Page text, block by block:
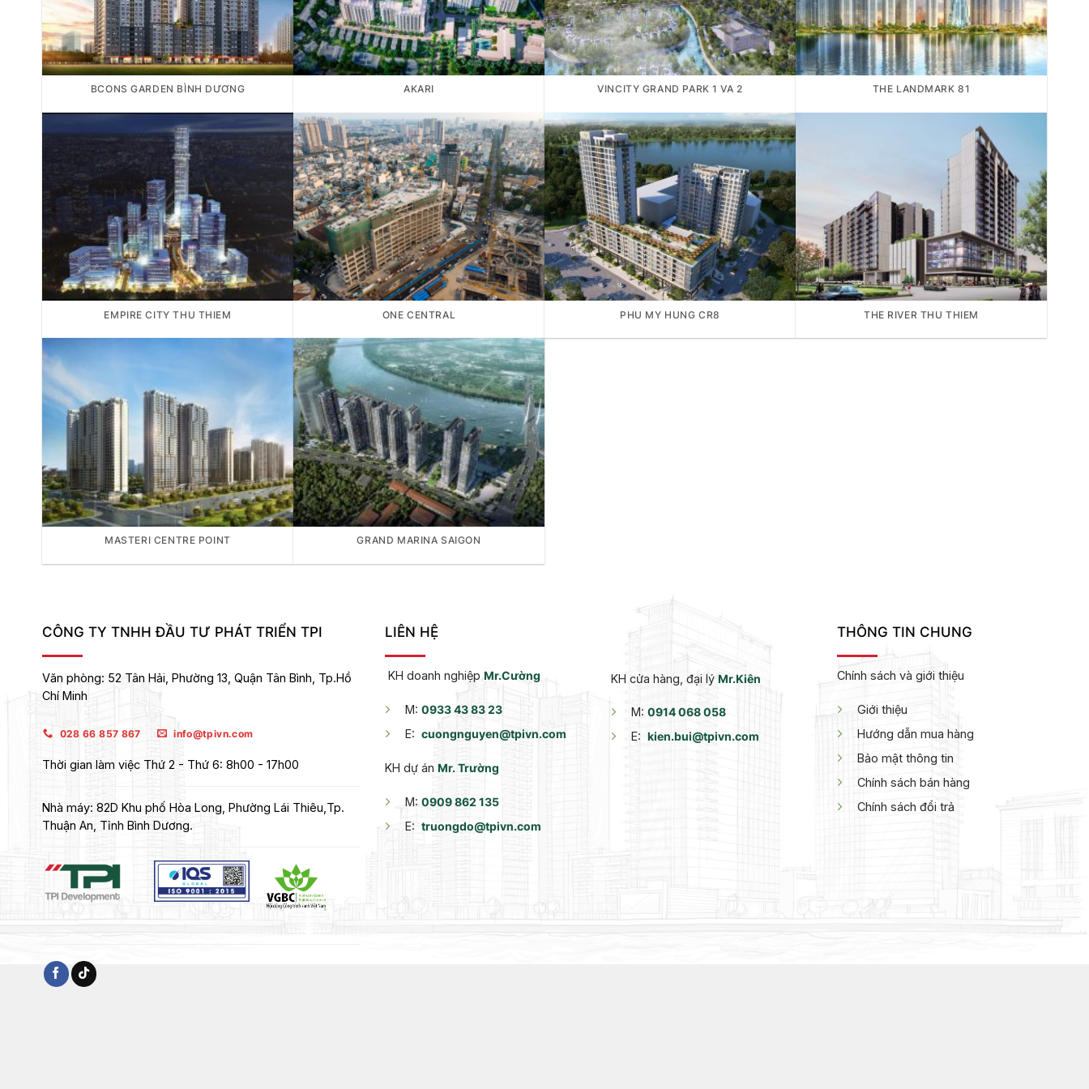
BCONS GARDEN BÌNH DƯƠNG AKARI VINCITY GRAND PARK 1 VA 2 THE LANDMARK 81
EMPIRE CITY THU THIEM ONE CENTRAL PHU MY HUNG CR8 THE RIVER THU THIEM
MASTERI CENTRE POINT GRAND MARINA SAIGON
CÔNG TY TNHH ĐẦU TƯ PHÁT TRIỂN TPI
Văn phòng: 52 Tân Hải, Phường 13, Quận Tân Bình, Tp.Hồ
Chí Minh
028 66 857 867 info@tpivn.com
Thời gian làm việc Thứ 2 - Thứ 6: 8h00 - 17h00
Nhà máy: 82D Khu phố Hòa Long, Phường Lái Thiêu,Tp.
Thuận An, Tỉnh Bình Dương.
LIÊN HỆ
KH doanh nghiệpMr.Cường
M:0933 43 83 23
E:cuongnguyen@tpivn.com
KH dự ánMr. Trường
M:0909 862 135
E:truongdo@tpivn.com
KH cửa hàng, đại lý Mr.Kiên
M: 0914 068 058
E: kien.bui@tpivn.com
THÔNG TIN CHUNG
Chính sách và giới thiệu
Giới thiệu
Hướng dẫn mua hàng
Bảo mật thông tin
Chính sách bán hàng
Chính sách đổi trả